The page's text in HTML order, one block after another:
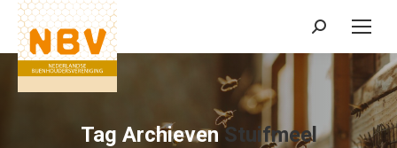
Zoeken:
Tag Archieven Stuifmeel